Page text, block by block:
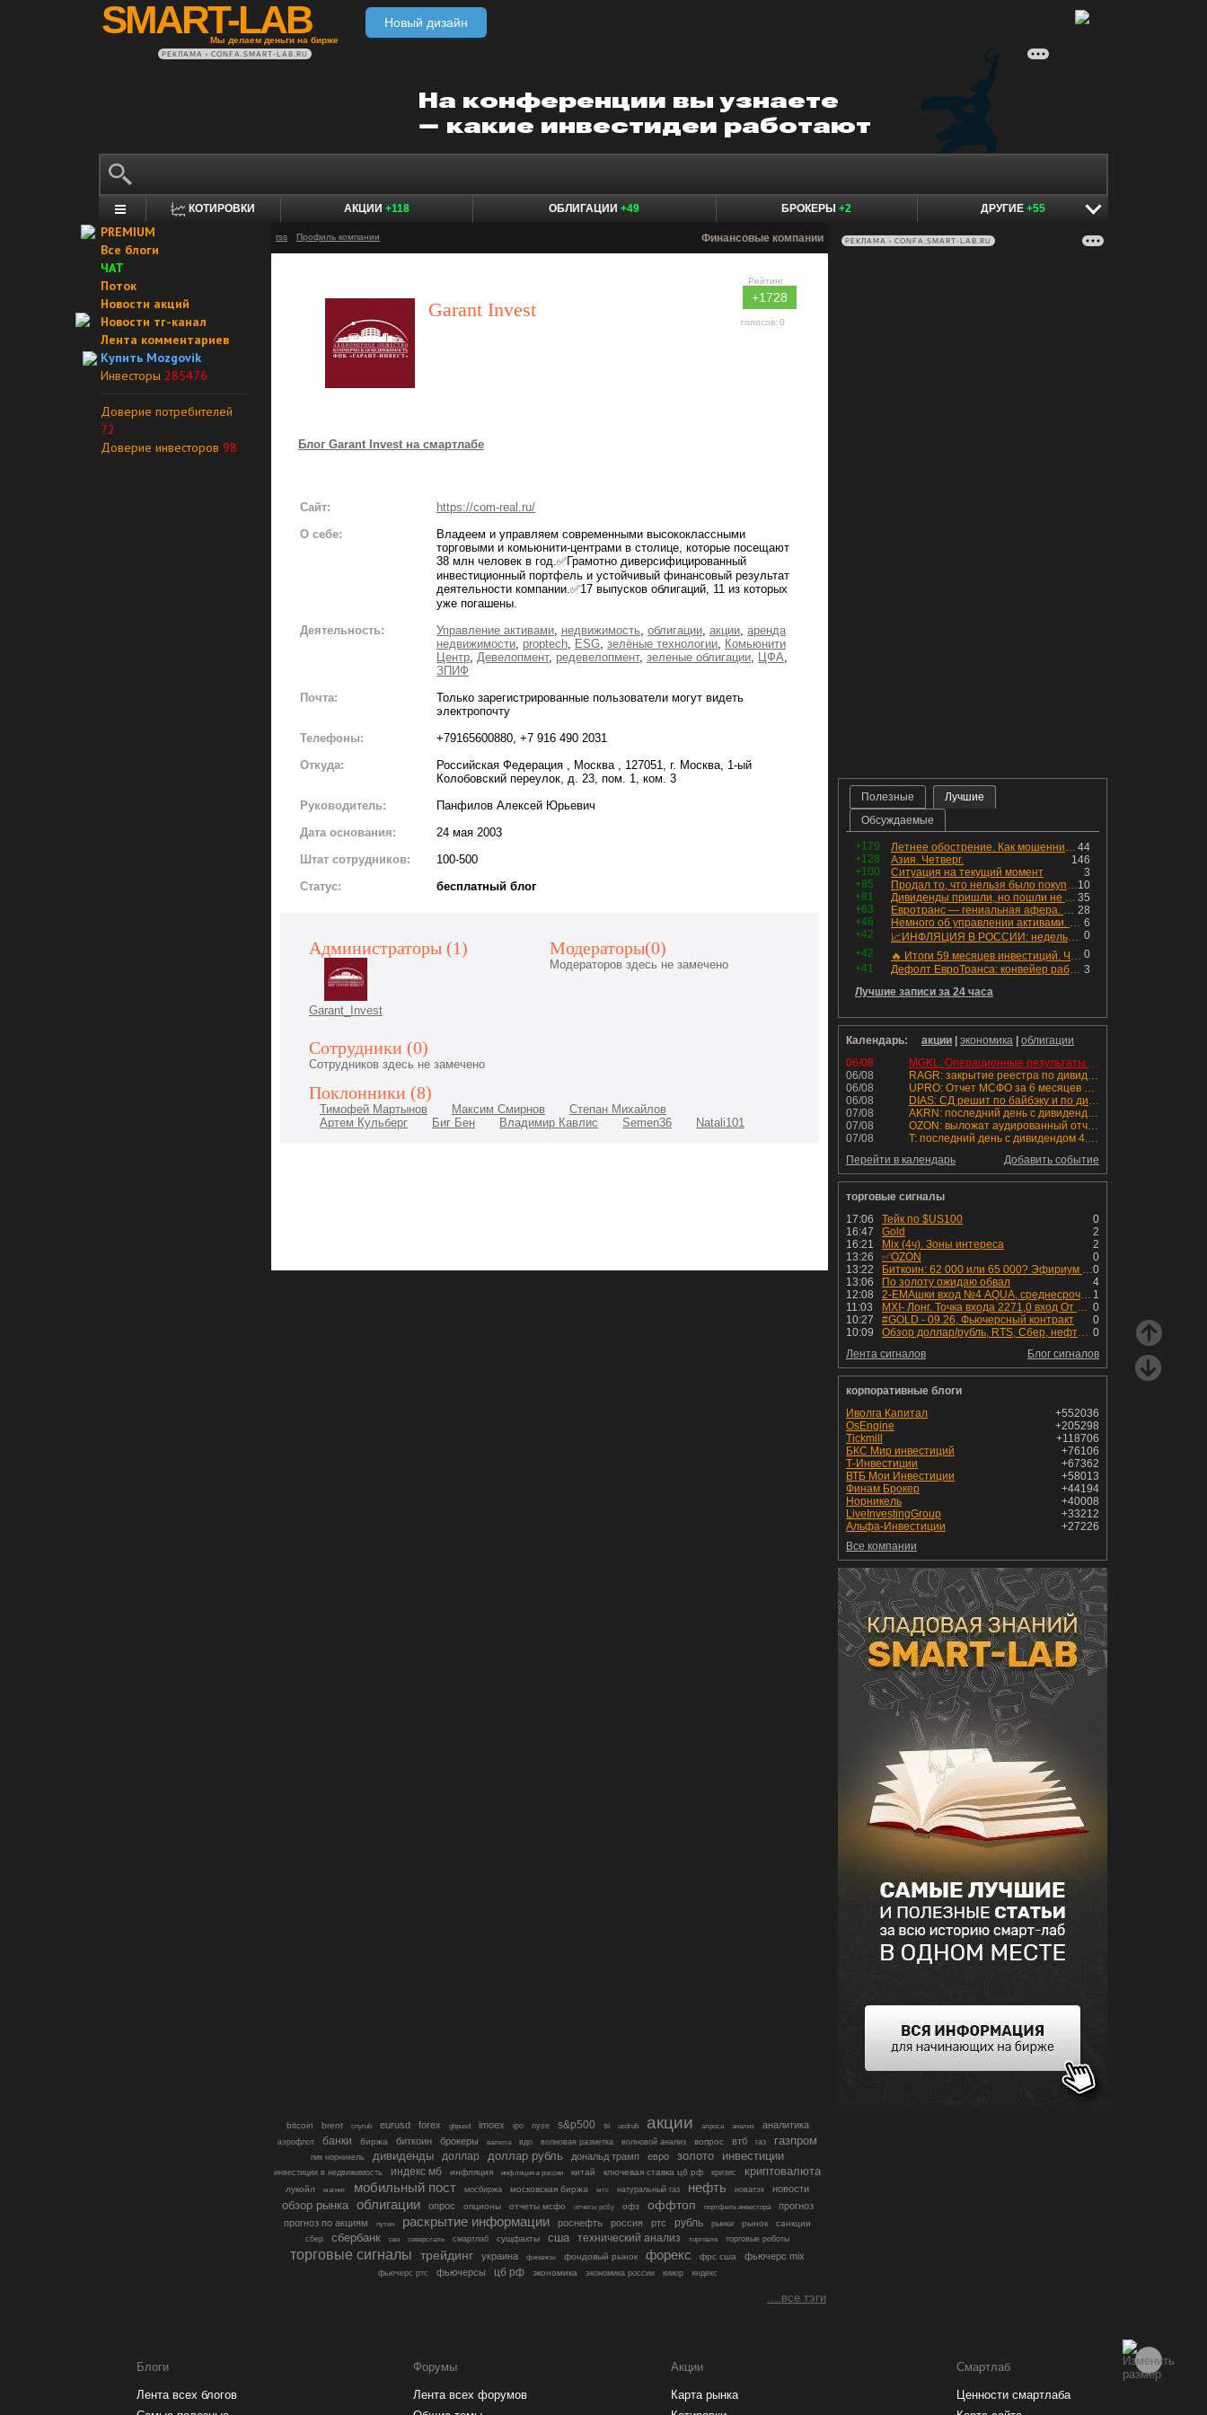
SMART-LAB
Мы делаем деньги на бирже
Новый дизайн
РЕКЛАМА • CONFA.SMART-LAB.RU
КОТИРОВКИ АКЦИИ +118 ОБЛИГАЦИИ +49 БРОКЕРЫ +2 ДРУГИЕ +55
PREMIUM
Все блоги
ЧАТ
Поток
Новости акций
Новости тг-канал
Лента комментариев
Купить Mozgovik
Инвесторы 285476
Доверие потребителей
72
Доверие инвесторов 98
rss Профиль компании Финансовые компании
Рейтинг
+1728
голосов: 0
Garant Invest
Блог Garant Invest на смартлабе
Сайт:
https://com-real.ru/
О себе:
Владеем и управляем современными высококлассными
торговыми и комьюнити-центрами в столице, которые посещают
38 млн человек в год.✅Грамотно диверсифицированный
инвестиционный портфель и устойчивый финансовый результат
деятельности компании.✅17 выпусков облигаций, 11 из которых
уже погашены.
Деятельность:
Управление активами, недвижимость, облигации, акции, аренда
недвижимости, proptech, ESG, зелёные технологии, Комьюнити
Центр, Девелопмент, редевелопмент, зеленые облигации, ЦФА,
ЗПИФ
Почта:
Только зарегистрированные пользователи могут видеть
электропочту
Телефоны:
+79165600880, +7 916 490 2031
Откуда:
Российская Федерация , Москва , 127051, г. Москва, 1-ый
Колобовский переулок, д. 23, пом. 1, ком. 3
Руководитель:
Панфилов Алексей Юрьевич
Дата основания:
24 мая 2003
Штат сотрудников:
100-500
Статус:
бесплатный блог
Администраторы (1)
Garant_Invest
Модераторы(0)
Модераторов здесь не замечено
Сотрудники (0)
Сотрудников здесь не замечено
Поклонники (8)
Тимофей Мартынов Максим Смирнов
Степан Михайлов
Артем Кульберг
Биг Бен Владимир Кавлис Semen36 Natali101
РЕКЛАМА • CONFA.SMART-LAB.RU
Полезные
Лучшие
Обсуждаемые
+179 44
Летнее обострение. Как мошенники пытаются подсунуть кнопку "БАБЛО" девушкам
+128
146
Азия. Четверг.
+100
3
Ситуация на текущий момент
+85
10
Продал то, что нельзя было покупать. Изменения в портфеле
+81
35
Дивиденды пришли, но пошли не туда
+63
28
Евротранс — гениальная афера. Собрал с инвесторов денег, выплатил дивидендов больше текущей капитализации и ушёл в дефолт
+46
6
Немного об управлении активами. Для заинтересованных
+42
0
📈ИНФЛЯЦИЯ В РОССИИ: недельная дефляция, но в годовом выражении рост 😢
+42
0
🔥 Итоги 59 месяцев инвестиций. Что произошло с портфелем и мои дальнейшие действия. Капитал – ₽2,364 млн
+41
3
Дефолт ЕвроТранса: конвейер работает исправно
Лучшие записи за 24 часа
Календарь: акции экономика
облигации
06/08
MGKL: Операционные результаты за 7 мес. 2026 г.
06/08
RAGR: закрытие реестра по дивидендам 16.48 руб
06/08
UPRO: Отчет МСФО за 6 месяцев 2026 года
06/08
DIAS: СД решит по байбэку и по дивидендам
07/08
AKRN: последний день с дивидендом 235 руб
07/08
OZON: выложат аудированный отчет МСФО 1П2026
07/08
T: последний день с дивидендом 4.6 руб
Добавить событие
Перейти в календарь
торговые сигналы
17:06
0
Тейк по $US100
16:47
2
Gold
16:21
2
Mix (4ч). Зоны интереса
13:26
0
✅OZON
13:22
0
Биткоин: 62 000 или 65 000? Эфириум - к 1 950
13:06
4
По золоту ожидаю обвал
12:08
1
2-EMAшки вход №4 AQUA, среднесрочная сделка.
11:03
0
MXI- Лонг. Точка входа 2271,0 вход От 03,08,2026. на предыдущем скрин указана. В работе будет от 5-10 дней. Стоп-лосс-2220,75 Цель- 2727,0
10:27
0
#GOLD - 09.26, Фьючерсный контракт
10:09
0
Обзор доллар/рубль, RTS, Сбер, нефть Brent, натуральный газ, bitcoin и золото на 6 августа 2026
Блог сигналов
Лента сигналов
корпоративные блоги
+552036
Иволга Капитал
+205298
OsEngine
+118706
Tickmill
+76106
БКС Мир инвестиций
+67362
Т-Инвестиции
+58013
ВТБ Мои Инвестиции
+44194
Финам Брокер
+40008
Норникель
+33212
LiveInvestingGroup
+27226
Альфа-Инвестиции
Все компании
bitcoin brent cnyrub eurusd forex gbpusd imoex ipo nyse s&p500 si usdrub акции алроса анализ аналитика
аэрофлот банки биржа биткоин брокеры валюта вдо волновая разметка волновой анализ вопрос втб газ газпром
гмк норникель дивиденды доллар доллар рубль дональд трамп евро золото инвестиции
инвестиции в недвижимость индекс мб инфляция инфляция в россии китай ключевая ставка цб рф кризис криптовалюта
лукойл магнит мобильный пост мосбиржа московская биржа мтс натуральный газ нефть новатэк новости
обзор рынка облигации опрос опционы отчеты мсфо отчеты рсбу офз оффтоп портфель инвестора
прогноз
прогноз по акциям
путин раскрытие информации роснефть россия ртс рубль рынки рынок санкции
сбер сбербанк сво северсталь смартлаб сущфакты сша технический анализ торговля торговые роботы
торговые сигналы трейдинг украина финансы фондовый рынок форекс фрс сша фьючерс mix
фьючерс ртс фьючерсы цб рф экономика экономика россии юмор яндекс
....все тэги
Блоги
Лента всех блогов
Форумы
Лента всех форумов
Акции
Карта рынка
Смартлаб
Ценности смартлаба